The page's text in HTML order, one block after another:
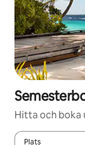
Hitta och boka
Plats